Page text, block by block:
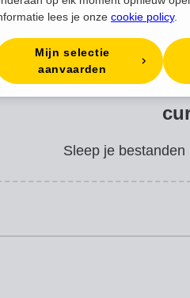
Sleep je
lees je onze cookie policy.
Mijn selectie
aanvaarden